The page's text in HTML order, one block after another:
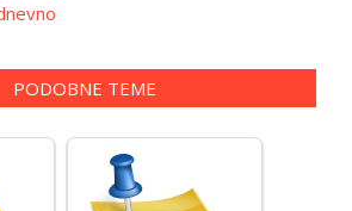
PODOBNE TEME